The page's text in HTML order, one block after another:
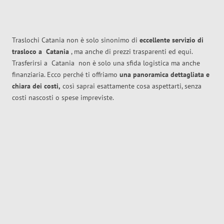
Traslochi Catania non è solo sinonimo di eccellente servizio di
trasloco a Catania , ma anche di prezzi trasparenti ed equi.
Trasferirsi a Catania non è solo una sfida logistica ma anche
finanziaria. Ecco perché ti offriamo una panoramica dettagliata e
chiara dei costi, così saprai esattamente cosa aspettarti, senza
costi nascosti o spese impreviste.